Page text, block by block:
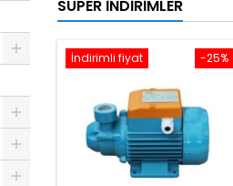
SÜPER İNDIRIMLER
-25%
İndirimli fiyat